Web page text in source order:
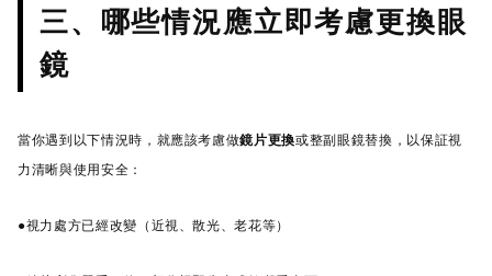
三、哪些情況應立即考慮更換眼
鏡
當你遇到以下情況時，就應該考慮做鏡片更換或整副眼鏡替換，以保証視
力清晰與使用安全：
●視力處方已經改變（近視、散光、老花等）